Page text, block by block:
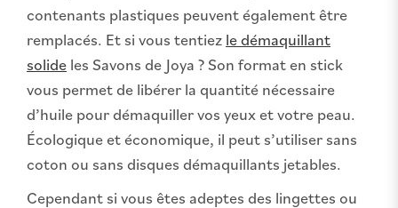
contenants plastiques peuvent également être
remplacés. Et si vous tentiez le démaquillant
solide les Savons de Joya ? Son format en stick
vous permet de libérer la quantité nécessaire
d’huile pour démaquiller vos yeux et votre peau.
Écologique et économique, il peut s’utiliser sans
coton ou sans disques démaquillants jetables.
Cependant si vous êtes adeptes des lingettes ou